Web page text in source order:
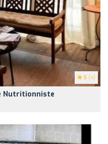
5 (4)
Nutritionniste